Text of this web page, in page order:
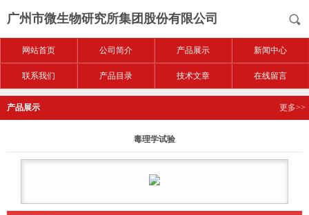
广州市微生物研究所集团股份有限公司
网站首页 公司简介 产品展示 新闻中心
联系我们 产品目录 技术文章 在线留言
产品展示 更多>>
毒理学试验